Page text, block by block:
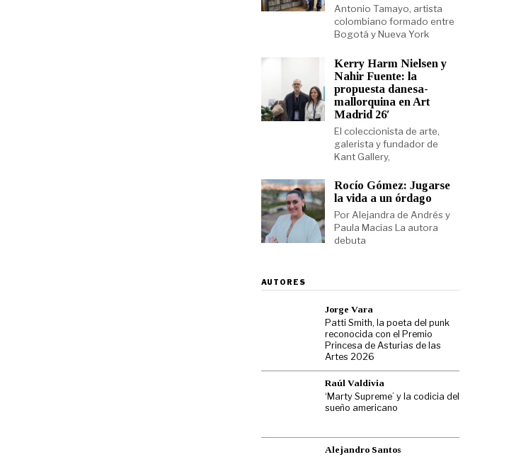
Antonio Tamayo, artista
colombiano formado entre
Bogotá y Nueva York
Kerry Harm Nielsen y
Nahir Fuente: la
propuesta danesa-
mallorquina en Art
Madrid 26′
El coleccionista de arte,
galerista y fundador de
Kant Gallery,
Rocío Gómez: Jugarse
la vida a un órdago
Por Alejandra de Andrés y
Paula Macías La autora
debuta
AUTORES
Jorge Vara
Patti Smith, la poeta del punk
reconocida con el Premio
Princesa de Asturias de las
Artes 2026
Raúl Valdivia
‘Marty Supreme’ y la codicia del
sueño americano
Alejandro Santos